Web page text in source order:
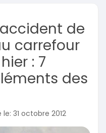
de
carrefour
: 7
des
le: 31 octobre 2012